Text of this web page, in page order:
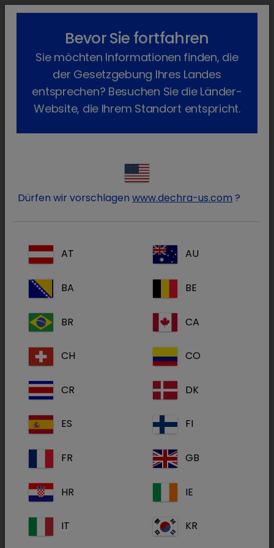
lock_outline search menu
Verschreibungspflichtig
Altidox Zurück
Altidox
Pulver zum Eingeben über das Trinkwasser
Symptome von Atemwegsinfektionen, die durch
Mycoplasma hyopneumoniae und Pasteurella
klinischen Symptome von
empfindliche Stämme von Mycoplasma
Bevor Sie fortfahren
Sie möchten Informationen finden, die
der Gesetzgebung Ihres Landes
entsprechen? Besuchen Sie die Länder-
Website, die Ihrem Standort entspricht.
Dürfen wir vorschlagenwww.dechra-us.com ?
AT AU
BA BE
BR CA
CH CO
CR DK
ES FI
FR GB
HR IE
IT KR